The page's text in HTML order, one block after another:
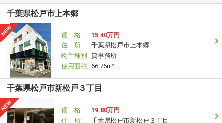
千葉県松戸市上本郷
価 格
15.40万円
住 所
千葉県松戸市上本郷
物件種別
貸事務所
使用面積 66.76m²
千葉県松戸市新松戸３丁目
価 格
19.80万円
住 所
千葉県松戸市新松戸３丁目